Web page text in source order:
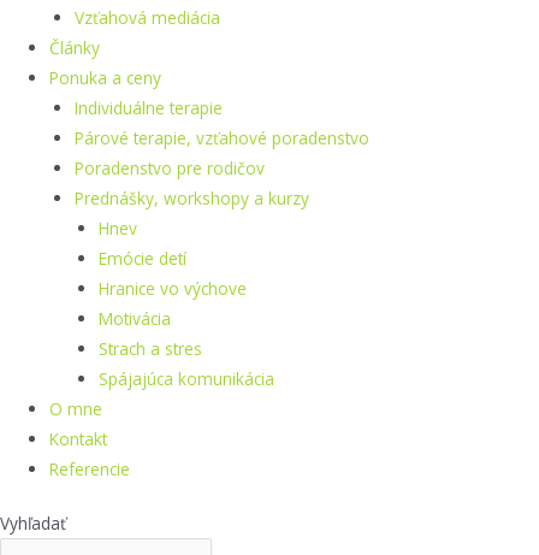
Vzťahová mediácia
Články
Ponuka a ceny
Individuálne terapie
Párové terapie, vzťahové poradenstvo
Poradenstvo pre rodičov
Prednášky, workshopy a kurzy
Hnev
Emócie detí
Hranice vo výchove
Motivácia
Strach a stres
Spájajúca komunikácia
O mne
Kontakt
Referencie
Vyhľadať